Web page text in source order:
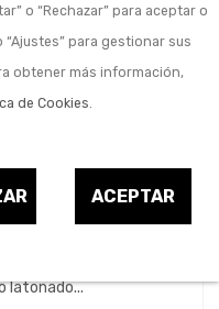
o “Rechazar” para aceptar o
para gestionar sus
obtener más información,
de Cookies.
ACEPTAR
para
Ordenar por: 24